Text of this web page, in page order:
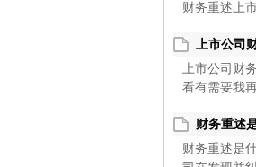
财务重述上
上市公司
上市公司财
看有需要我
财务重述
财务重述是